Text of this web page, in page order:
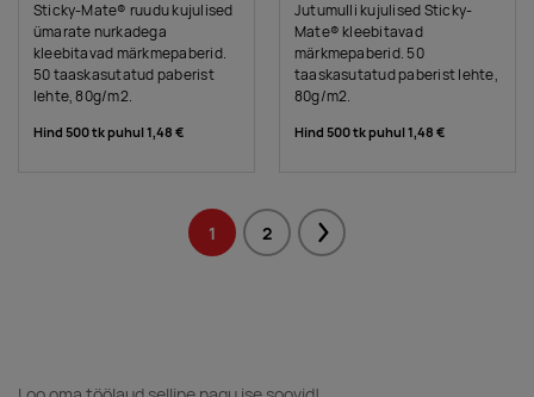
Sticky-Mate® ruudu kujulised
ümarate nurkadega
kleebitavad märkmepaberid.
50 taaskasutatud paberist
lehte, 80g/m2.
Hind 500 tk puhul1,48 €
Jutumulli kujulised Sticky-
Mate® kleebitavad
märkmepaberid. 50
taaskasutatud paberist lehte,
80g/m2.
Hind 500 tk puhul1,48 €
1 2 Next